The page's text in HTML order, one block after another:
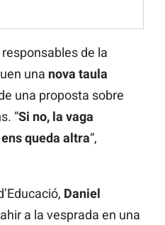
de la
una nova taula
una proposta sobre
“Si no, la vaga
queda altra“,
Daniel
a la vesprada en una